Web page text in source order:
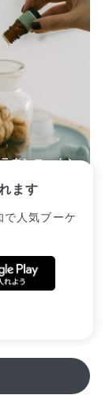
ます
人気ブーケ
ウンコットン